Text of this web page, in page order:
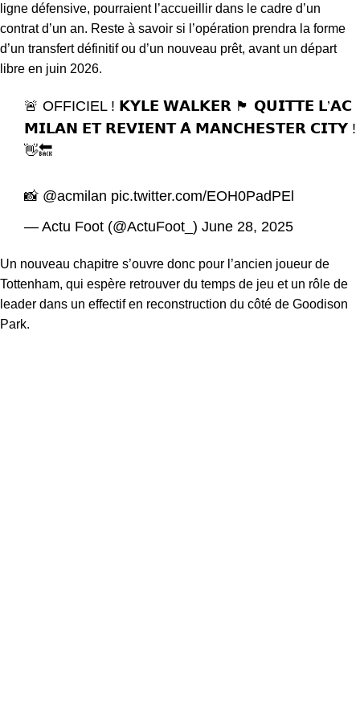
ligne défensive, pourraient l’accueillir dans le cadre d’un
contrat d’un an. Reste à savoir si l’opération prendra la forme
d’un transfert définitif ou d’un nouveau prêt, avant un départ
libre en juin 2026.
🚨 OFFICIEL ! 𝗞𝗬𝗟𝗘 𝗪𝗔𝗟𝗞𝗘𝗥 🏴󠁧󠁢󠁥󠁮󠁧󠁿 𝗤𝗨𝗜𝗧𝗧𝗘 𝗟’𝗔𝗖
𝗠𝗜𝗟𝗔𝗡 𝗘𝗧 𝗥𝗘𝗩𝗜𝗘𝗡𝗧 𝗔̀ 𝗠𝗔𝗡𝗖𝗛𝗘𝗦𝗧𝗘𝗥 𝗖𝗜𝗧𝗬 !
👋🔙
📸 @acmilan pic.twitter.com/EOH0PadPEl
— Actu Foot (@ActuFoot_) June 28, 2025
Un nouveau chapitre s’ouvre donc pour l’ancien joueur de
Tottenham, qui espère retrouver du temps de jeu et un rôle de
leader dans un effectif en reconstruction du côté de Goodison
Park.